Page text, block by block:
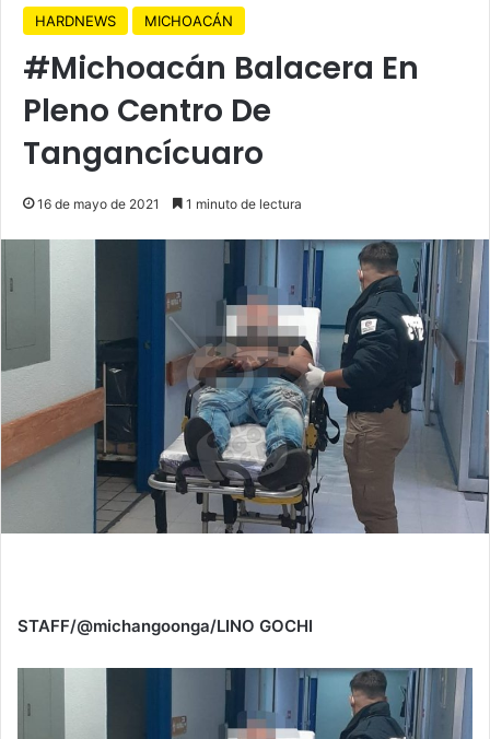
HARDNEWS MICHOACÁN
#Michoacán Balacera En
Pleno Centro De
Tangancícuaro
16 de mayo de 2021 1 minuto de lectura
STAFF/@michangoonga/LINO GOCHI